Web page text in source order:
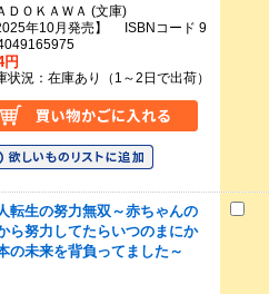
ＤＯＫＡＷＡ (文庫)
2025年10月発売】 ISBNコード 9
円
状況：在庫あり（1～2日で出荷）
転生の努力無双～赤ちゃんの
ら努力してたらいつのまにか
の未来を背負ってました～